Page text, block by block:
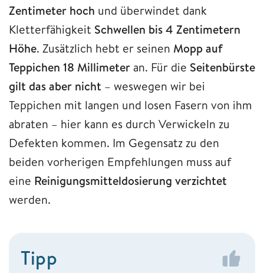
Zentimeter hoch und überwindet dank
Kletterfähigkeit Schwellen bis 4 Zentimetern
Höhe. Zusätzlich hebt er seinen Mopp auf
Teppichen 18 Millimeter an. Für die Seitenbürste
gilt das aber nicht – weswegen wir bei
Teppichen mit langen und losen Fasern von ihm
abraten – hier kann es durch Verwickeln zu
Defekten kommen. Im Gegensatz zu den
beiden vorherigen Empfehlungen muss auf
eine Reinigungsmitteldosierung verzichtet
werden.
Tipp